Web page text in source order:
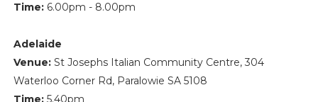
Time:6.00pm - 8.00pm
Adelaide
Venue: St Josephs Italian Community Centre, 304
Waterloo Corner Rd, Paralowie SA 5108
Time:5.40pm